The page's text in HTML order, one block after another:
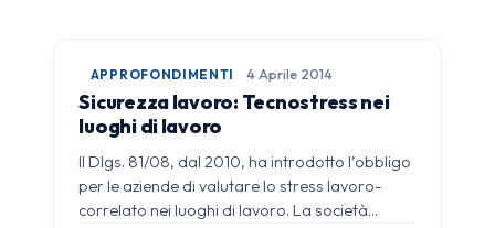
APPROFONDIMENTI 4 Aprile 2014
Sicurezza lavoro: Tecnostress nei
luoghi di lavoro
Il Dlgs. 81/08, dal 2010, ha introdotto l’obbligo
per le aziende di valutare lo stress lavoro-
correlato nei luoghi di lavoro. La società…